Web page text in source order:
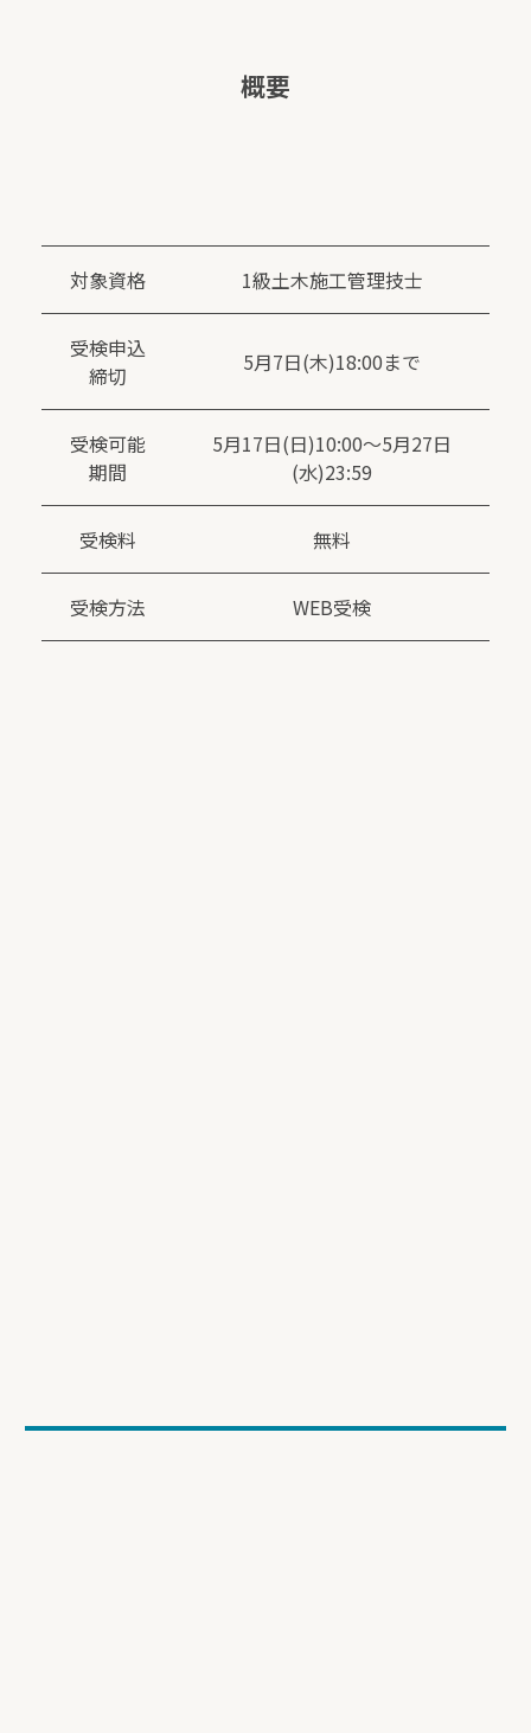
概要
対象資格 1級土木施工管理技士
受検申込
締切
5月7日(木)18:00まで
受検可能
期間
5月17日(日)10:00～5月27日
(水)23:59
受検料 無料
受検方法 WEB受検